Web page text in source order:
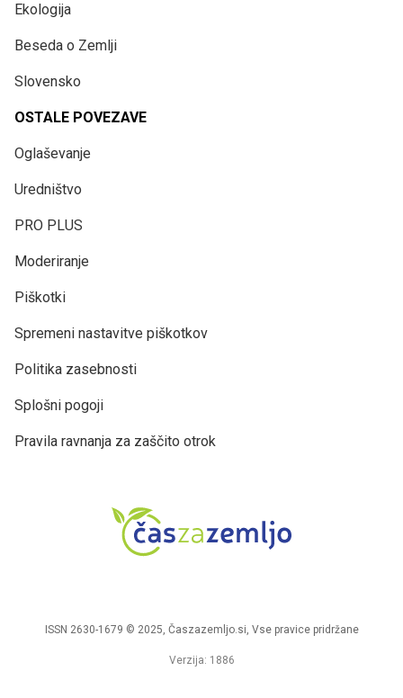
Ekologija
Beseda o Zemlji
Slovensko
OSTALE POVEZAVE
Oglaševanje
Uredništvo
PRO PLUS
Moderiranje
Piškotki
Spremeni nastavitve piškotkov
Politika zasebnosti
Splošni pogoji
Pravila ravnanja za zaščito otrok
ISSN 2630-1679 © 2025, Časzazemljo.si, Vse pravice pridržane
Verzija: 1886